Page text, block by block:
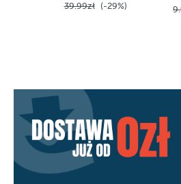
39.99zł (-29%)